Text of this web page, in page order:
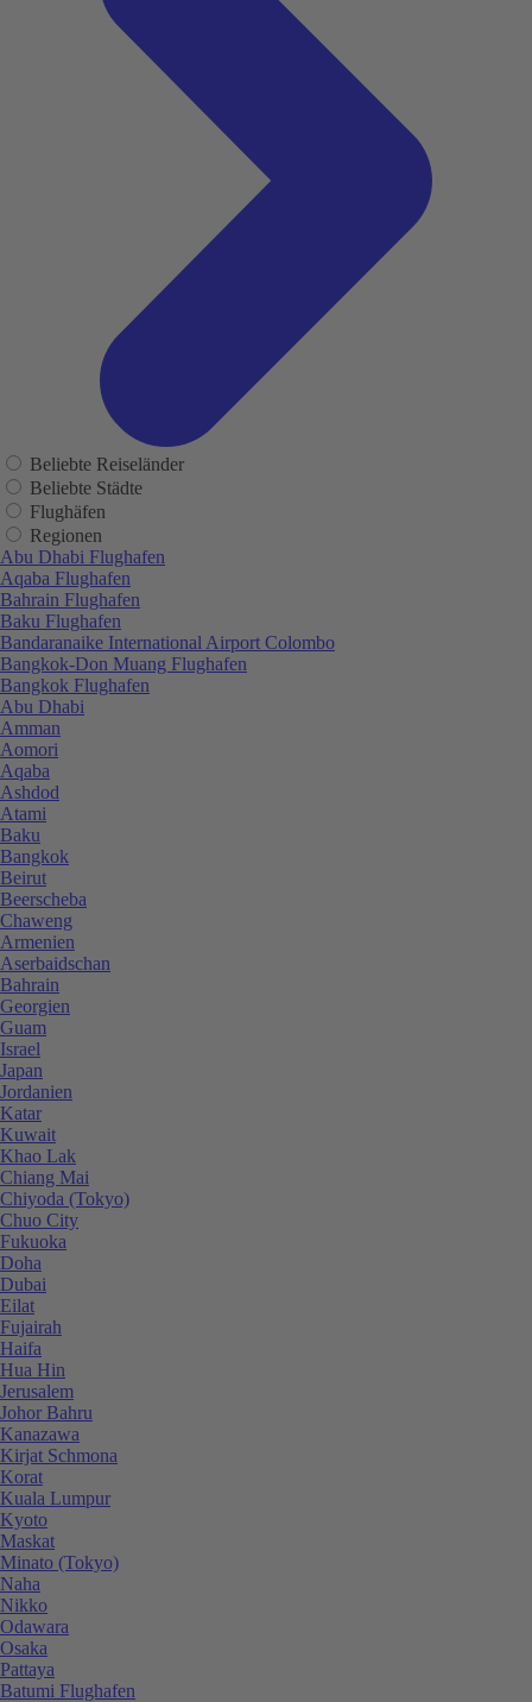
Beliebte Reiseländer
Beliebte Städte
Flughäfen
Regionen
Abu Dhabi Flughafen
Aqaba Flughafen
Bahrain Flughafen
Baku Flughafen
Bandaranaike International Airport Colombo
Bangkok-Don Muang Flughafen
Bangkok Flughafen
Abu Dhabi
Amman
Aomori
Aqaba
Ashdod
Atami
Baku
Bangkok
Beirut
Beerscheba
Chaweng
Armenien
Aserbaidschan
Bahrain
Georgien
Guam
Israel
Japan
Jordanien
Katar
Kuwait
Khao Lak
Chiang Mai
Chiyoda (Tokyo)
Chuo City
Fukuoka
Doha
Dubai
Eilat
Fujairah
Haifa
Hua Hin
Jerusalem
Johor Bahru
Kanazawa
Kirjat Schmona
Korat
Kuala Lumpur
Kyoto
Maskat
Minato (Tokyo)
Naha
Nikko
Odawara
Osaka
Pattaya
Batumi Flughafen